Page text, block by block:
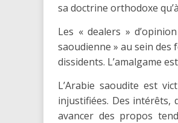
sa doctrine orthodoxe
Les « dealers »
saoudienne » au sein des
dissidents. L’amalgame
L’Arabie saoudite est
injustifiées. Des intérêts,
avancer des propos